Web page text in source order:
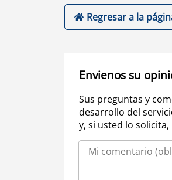
Regresar a la
Envienos su
Sus preguntas y
desarrollo del
y, si usted lo